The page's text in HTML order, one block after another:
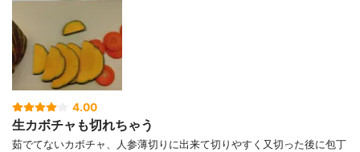
4.00
生カボチャも切れちゃう
茹でてないカボチャ、人参薄切りに出来て切りやすく又切った後に包丁